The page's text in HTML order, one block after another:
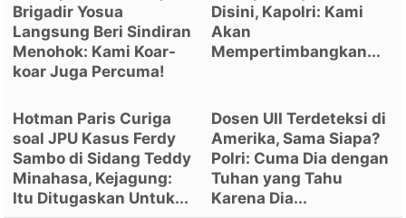
Brigadir Yosua
Langsung Beri Sindiran
Menohok: Kami Koar-
koar Juga Percuma!
Disini, Kapolri: Kami
Akan
Mempertimbangkan...
Hotman Paris Curiga
soal JPU Kasus Ferdy
Sambo di Sidang Teddy
Minahasa, Kejagung:
Itu Ditugaskan Untuk...
Dosen UII Terdeteksi di
Amerika, Sama Siapa?
Polri: Cuma Dia dengan
Tuhan yang Tahu
Karena Dia...